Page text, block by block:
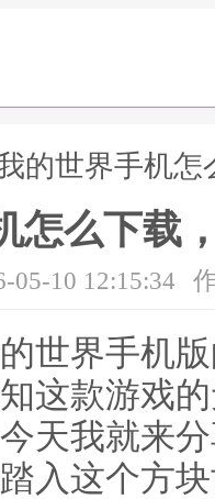
的世界手机
怎么下载
05-10 12:15:34
世界手机
这款游戏
天我就来
入这个方